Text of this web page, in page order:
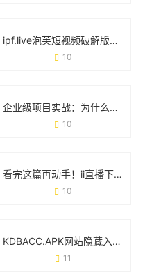
ipf.live泡芙短视频破解版下载安装：这些细节你可能还不知道
10
企业级项目实战：为什么选择JSP成品网站能省下60%开发时间？
10
看完这篇再动手！ii直播下载app安装必知的6个细节
10
KDBACC.APK网站隐藏入口：这些细节可能被你忽略了
11